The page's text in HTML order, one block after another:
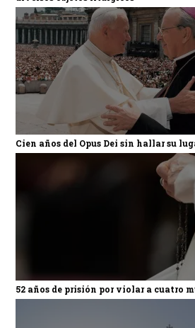
Cien años del Opus Dei sin hallar su
52 años de prisión por violar a cuatro